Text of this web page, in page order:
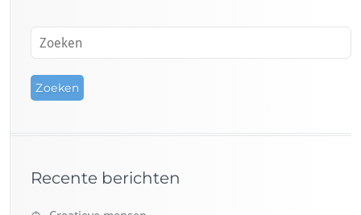
Recente berichten